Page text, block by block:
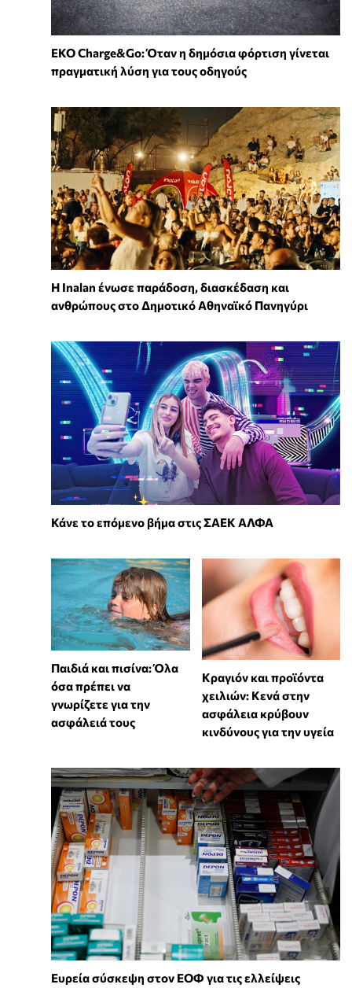
EKO Charge&Go: Όταν η δημόσια φόρτιση γίνεται
πραγματική λύση για τους οδηγούς
Η Inalan ένωσε παράδοση, διασκέδαση και
ανθρώπους στο Δημοτικό Αθηναϊκό Πανηγύρι
Κάνε το επόμενο βήμα στις ΣΑΕΚ ΑΛΦΑ
Παιδιά και πισίνα: Όλα
όσα πρέπει να
γνωρίζετε για την
ασφάλειά τους
Κραγιόν και προϊόντα
χειλιών: Κενά στην
ασφάλεια κρύβουν
κινδύνους για την υγεία
Ευρεία σύσκεψη στον ΕΟΦ για τις ελλείψεις